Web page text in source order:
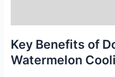
Key Benefits of
Watermelon